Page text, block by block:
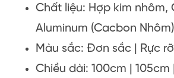
Chất liệu: Hợp kim nhôm,
Aluminum (Cacbon
Màu sắc: Đơn sắc | Rực rỡ
Chiều dài: 100cm | 105cm